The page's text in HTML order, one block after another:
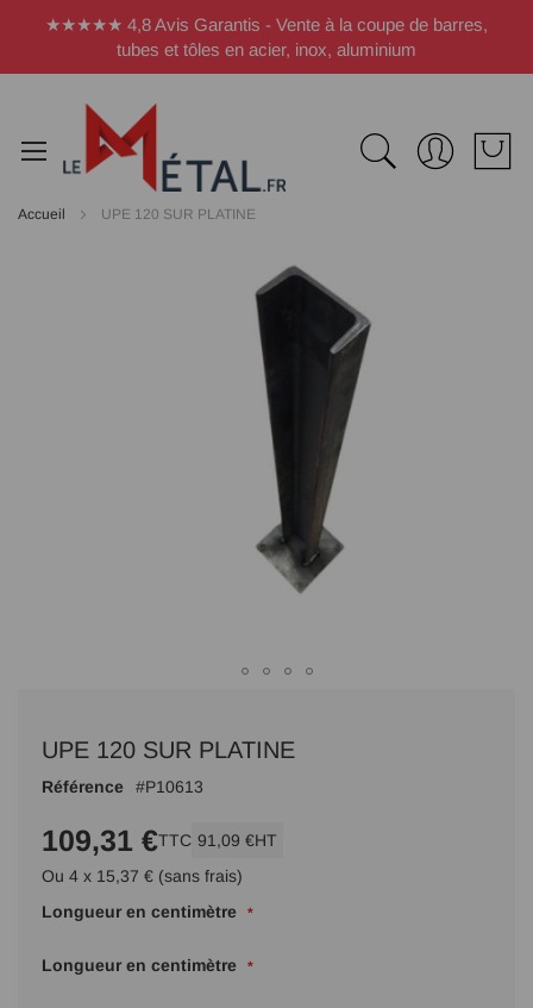
★★★★★ 4,8 Avis Garantis - Vente à la coupe de barres,
tubes et tôles en acier, inox, aluminium
Accueil UPE 120 SUR PLATINE
début
d’images
UPE 120 SUR PLATINE
Référence P10613
109,31 €TTC 91,09 €HT
Ou 4 x 15,37 € (sans frais)
Longueur en centimètre
Longueur en centimètre